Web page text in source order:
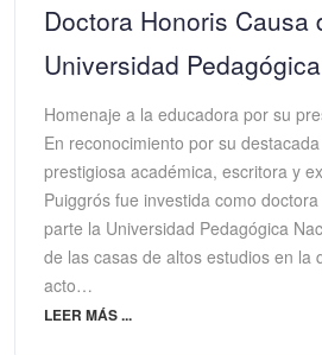
Doctora Honoris Causa
Universidad
Homenaje a la educadora por su
En reconocimiento por su
prestigiosa académica, escritora y
Puiggrós fue investida como
parte la Universidad Pedagógica
de las casas de altos estudios en la
acto…
LEER MÁS ...